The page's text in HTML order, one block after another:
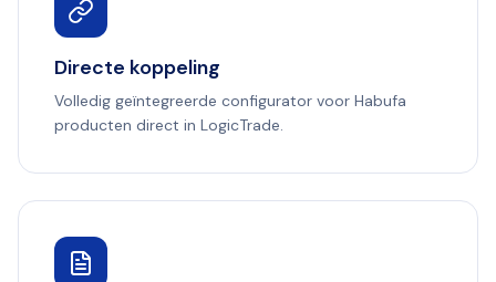
Directe koppeling
Volledig geïntegreerde configurator voor Habufa
producten direct in LogicTrade.